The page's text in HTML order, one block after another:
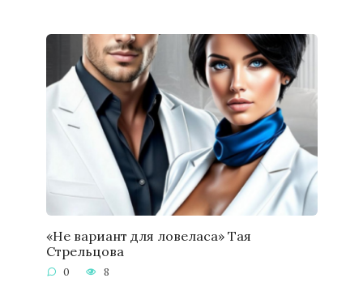
«Не вариант для ловеласа» Тая
Стрельцова
0 8